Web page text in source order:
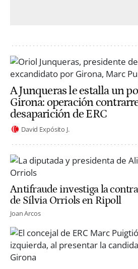
A Junqueras le estalla un
Girona: operación
desaparición de ERC
David Expósito J.
Antifraude investiga la
de Sílvia Orriols en Ripoll
Joan Arcos